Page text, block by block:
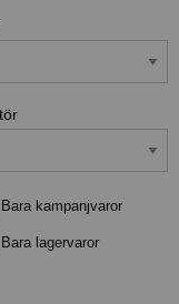
Bara kampanjvaror
Bara lagervaror